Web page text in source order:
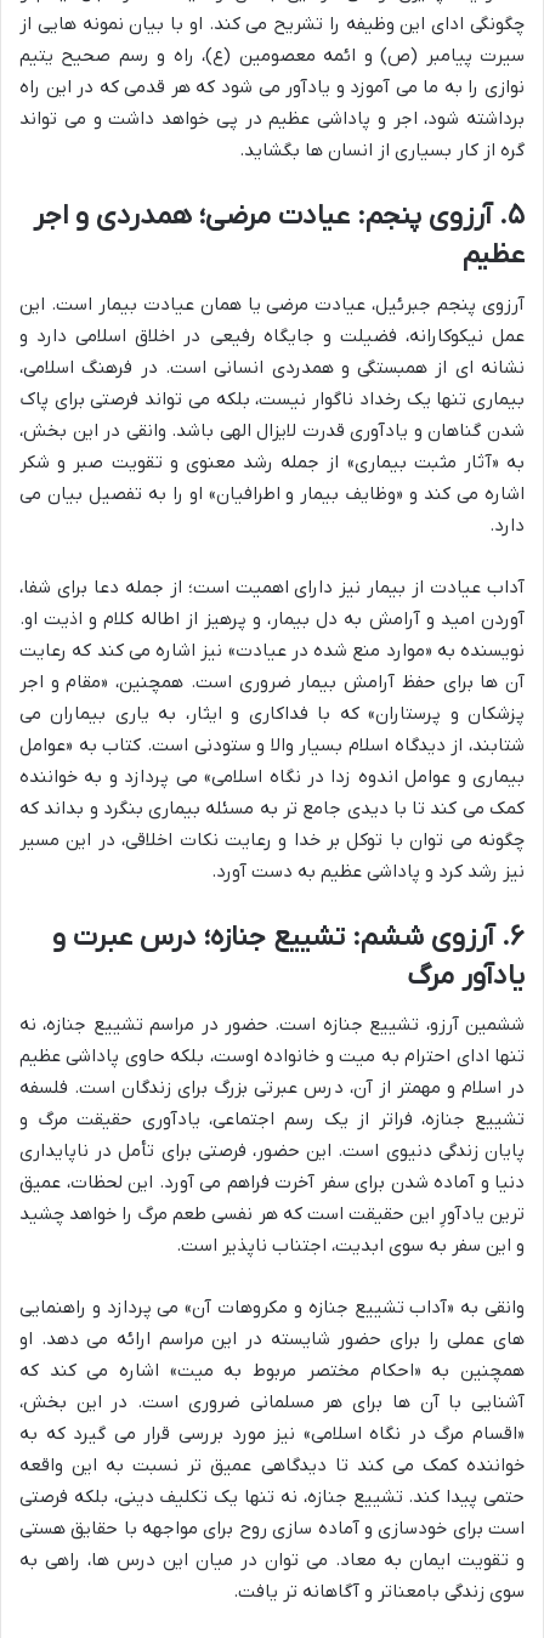
چگونگی ادای این وظیفه را تشریح می کند. او با بیان نمونه هایی از
سیرت پیامبر (ص) و ائمه معصومین (ع)، راه و رسم صحیح یتیم
نوازی را به ما می آموزد و یادآور می شود که هر قدمی که در این راه
برداشته شود، اجر و پاداشی عظیم در پی خواهد داشت و می تواند
گره از کار بسیاری از انسان ها بگشاید.
۵. آرزوی پنجم: عیادت مرضی؛ همدردی و اجر
عظیم
آرزوی پنجم جبرئیل، عیادت مرضی یا همان عیادت بیمار است. این
عمل نیکوکارانه، فضیلت و جایگاه رفیعی در اخلاق اسلامی دارد و
نشانه ای از همبستگی و همدردی انسانی است. در فرهنگ اسلامی،
بیماری تنها یک رخداد ناگوار نیست، بلکه می تواند فرصتی برای پاک
شدن گناهان و یادآوری قدرت لایزال الهی باشد. وانقی در این بخش،
به «آثار مثبت بیماری» از جمله رشد معنوی و تقویت صبر و شکر
اشاره می کند و «وظایف بیمار و اطرافیان» او را به تفصیل بیان می
دارد.
آداب عیادت از بیمار نیز دارای اهمیت است؛ از جمله دعا برای شفا،
آوردن امید و آرامش به دل بیمار، و پرهیز از اطاله کلام و اذیت او.
نویسنده به «موارد منع شده در عیادت» نیز اشاره می کند که رعایت
آن ها برای حفظ آرامش بیمار ضروری است. همچنین، «مقام و اجر
پزشکان و پرستاران» که با فداکاری و ایثار، به یاری بیماران می
شتابند، از دیدگاه اسلام بسیار والا و ستودنی است. کتاب به «عوامل
بیماری و عوامل اندوه زدا در نگاه اسلامی» می پردازد و به خواننده
کمک می کند تا با دیدی جامع تر به مسئله بیماری بنگرد و بداند که
چگونه می توان با توکل بر خدا و رعایت نکات اخلاقی، در این مسیر
نیز رشد کرد و پاداشی عظیم به دست آورد.
۶. آرزوی ششم: تشییع جنازه؛ درس عبرت و
یادآور مرگ
ششمین آرزو، تشییع جنازه است. حضور در مراسم تشییع جنازه، نه
تنها ادای احترام به میت و خانواده اوست، بلکه حاوی پاداشی عظیم
در اسلام و مهمتر از آن، درس عبرتی بزرگ برای زندگان است. فلسفه
تشییع جنازه، فراتر از یک رسم اجتماعی، یادآوری حقیقت مرگ و
پایان زندگی دنیوی است. این حضور، فرصتی برای تأمل در ناپایداری
دنیا و آماده شدن برای سفر آخرت فراهم می آورد. این لحظات، عمیق
ترین یادآورِ این حقیقت است که هر نفسی طعم مرگ را خواهد چشید
و این سفر به سوی ابدیت، اجتناب ناپذیر است.
وانقی به «آداب تشییع جنازه و مکروهات آن» می پردازد و راهنمایی
های عملی را برای حضور شایسته در این مراسم ارائه می دهد. او
همچنین به «احکام مختصر مربوط به میت» اشاره می کند که
آشنایی با آن ها برای هر مسلمانی ضروری است. در این بخش،
«اقسام مرگ در نگاه اسلامی» نیز مورد بررسی قرار می گیرد که به
خواننده کمک می کند تا دیدگاهی عمیق تر نسبت به این واقعه
حتمی پیدا کند. تشییع جنازه، نه تنها یک تکلیف دینی، بلکه فرصتی
است برای خودسازی و آماده سازی روح برای مواجهه با حقایق هستی
و تقویت ایمان به معاد. می توان در میان این درس ها، راهی به
سوی زندگی بامعناتر و آگاهانه تر یافت.